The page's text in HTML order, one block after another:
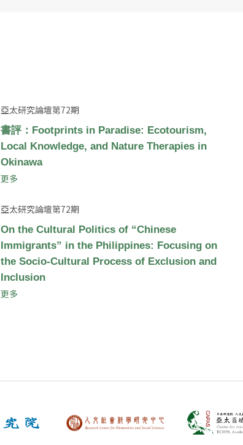
亞太研究論壇第72期
書評：Footprints in Paradise: Ecotourism,
Local Knowledge, and Nature Therapies in
Okinawa
更多
亞太研究論壇第72期
On the Cultural Politics of “Chinese
Immigrants” in the Philippines: Focusing on
the Socio-Cultural Process of Exclusion and
Inclusion
更多